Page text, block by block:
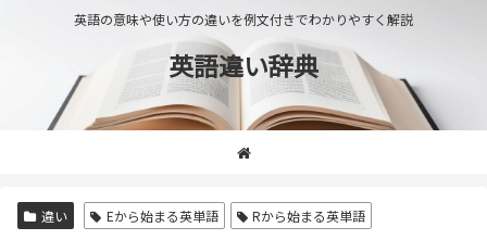
英語の意味や使い方の違いを例文付きでわかりやすく解説
英語違い辞典
違い Eから始まる英単語 Rから始まる英単語